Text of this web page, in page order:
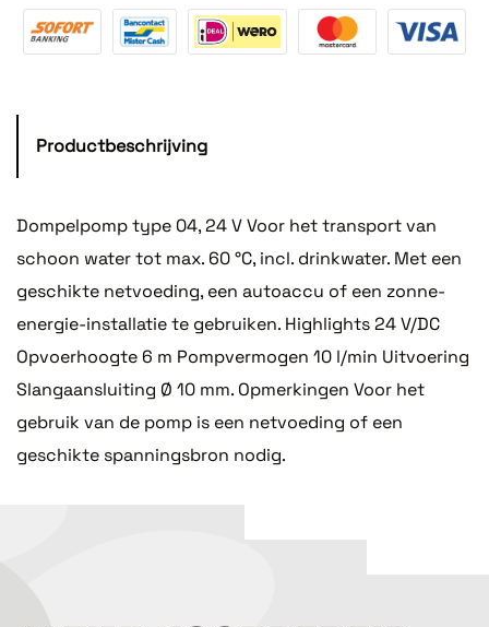
Productbeschrijving
Dompelpomp type 04, 24 V Voor het transport van
schoon water tot max. 60 °C, incl. drinkwater. Met een
geschikte netvoeding, een autoaccu of een zonne-
energie-installatie te gebruiken. Highlights 24 V/DC
Opvoerhoogte 6 m Pompvermogen 10 l/min Uitvoering
Slangaansluiting Ø 10 mm. Opmerkingen Voor het
gebruik van de pomp is een netvoeding of een
geschikte spanningsbron nodig.